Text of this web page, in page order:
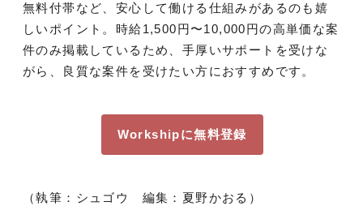
無料付帯など、安心して働ける仕組みがあるのも嬉
しいポイント。時給1,500円〜10,000円の高単価な案
件のみ掲載しているため、手厚いサポートを受けな
がら、良質な案件を受けたい方におすすめです。
Workshipに無料登録
（執筆：シュゴウ 編集：夏野かおる）